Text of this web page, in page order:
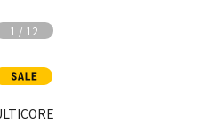
1 / 12